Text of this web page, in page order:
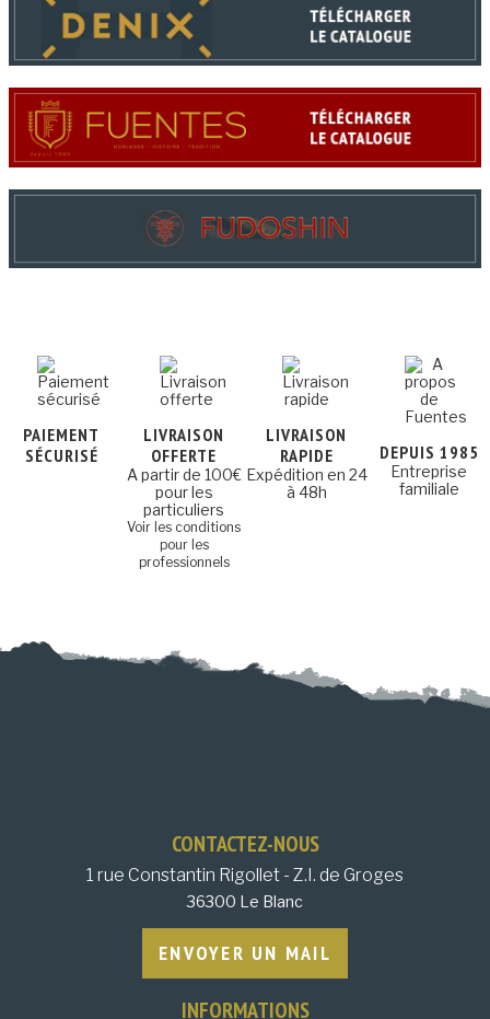
PAIEMENT
SÉCURISÉ
LIVRAISON
OFFERTE
A partir de 100€
pour les
particuliers
Voir les conditions
pour les
professionnels
LIVRAISON
RAPIDE
Expédition en 24
à 48h
DEPUIS 1985
Entreprise
familiale
CONTACTEZ-NOUS
1 rue Constantin Rigollet - Z.I. de Groges
36300 Le Blanc
ENVOYER UN MAIL
INFORMATIONS